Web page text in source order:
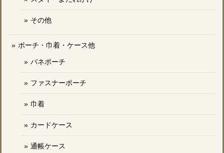
その他
ポーチ・巾着・ケース他
バネポーチ
ファスナーポーチ
巾着
カードケース
通帳ケース